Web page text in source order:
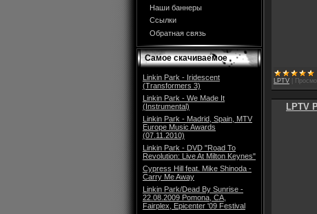
Наши баннеры
Ссылки
Обратная связь
Самое скачиваемое
Linkin Park - Iridescent
(Transformers 3)
Linkin Park - We Made It
(Instrumental)
Linkin Park - Madrid, Spain, MTV
Europe Music Awards
(07.11.2010)
Linkin Park - DVD "Road To
Revolution: Live At Milton Keynes"
Cypress Hill feat. Mike Shinoda -
Carry Me Away
Linkin Park/Dead By Sunrise -
22.08.2009 Pomona, CA,
Fairplex, Epicenter '09 Festival
LPTV
LPTV